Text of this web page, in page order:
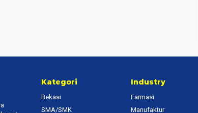
Kategori
Bekasi
SMA/SMK
Industry
Farmasi
Manufaktur